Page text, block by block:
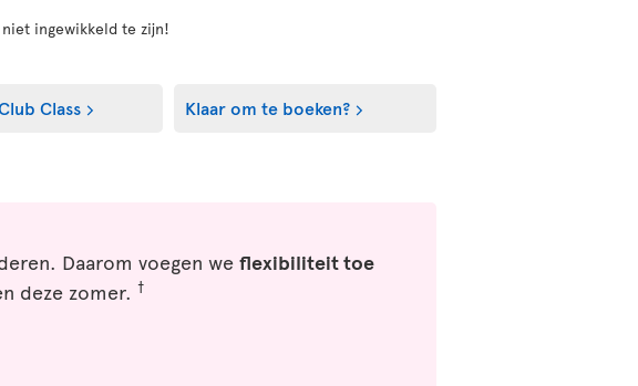
ingewikkeld te zijn!
Class Klaar om te boeken?
Daarom voegen we flexibiliteit toe
deze zomer. †